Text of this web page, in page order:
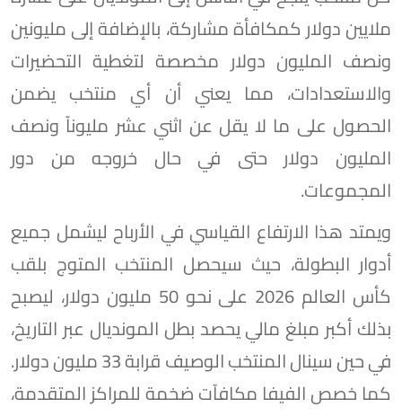
ملايين دولار كمكافأة مشاركة، بالإضافة إلى مليونين
ونصف المليون دولار مخصصة لتغطية التحضيرات
والاستعدادات، مما يعني أن أي منتخب يضمن
الحصول على ما لا يقل عن اثني عشر مليوناً ونصف
المليون دولار حتى في حال خروجه من دور
المجموعات.
ويمتد هذا الارتفاع القياسي في الأرباح ليشمل جميع
أدوار البطولة، حيث سيحصل المنتخب المتوج بلقب
كأس العالم 2026 على نحو 50 مليون دولار، ليصبح
بذلك أكبر مبلغ مالي يحصد بطل المونديال عبر التاريخ،
في حين سينال المنتخب الوصيف قرابة 33 مليون دولار.
كما خصص الفيفا مكافآت ضخمة للمراكز المتقدمة،